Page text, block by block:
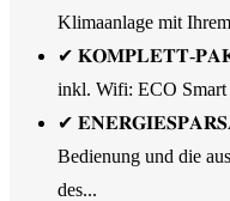
Klimaanlage mit
✔ 𝐊𝐎𝐌𝐏𝐋𝐄𝐓𝐓-
inkl. Wifi: ECO Smart
✔
Bedienung und die
des...